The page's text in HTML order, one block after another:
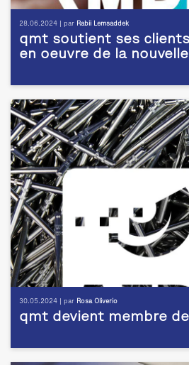
28.06.2024 | par Rabii Lemsaddek
qmt soutient ses
en oeuvre de la
30.05.2024 | par Rosa Oliverio
qmt devient membre de